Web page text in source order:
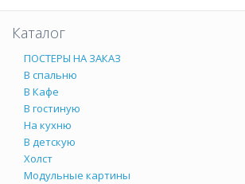
Каталог
ПОСТЕРЫ НА ЗАКАЗ
В спальню
В Кафе
В гостиную
На кухню
В детскую
Холст
Модульные картины